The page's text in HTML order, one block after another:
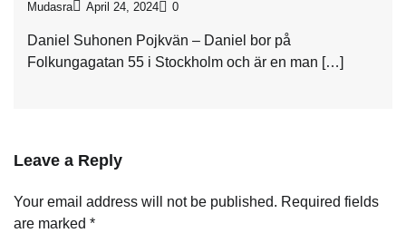
Mudasra April 24, 2024 0
Daniel Suhonen Pojkvän – Daniel bor på
Folkungagatan 55 i Stockholm och är en man […]
Leave a Reply
Your email address will not be published. Required fields
are marked *